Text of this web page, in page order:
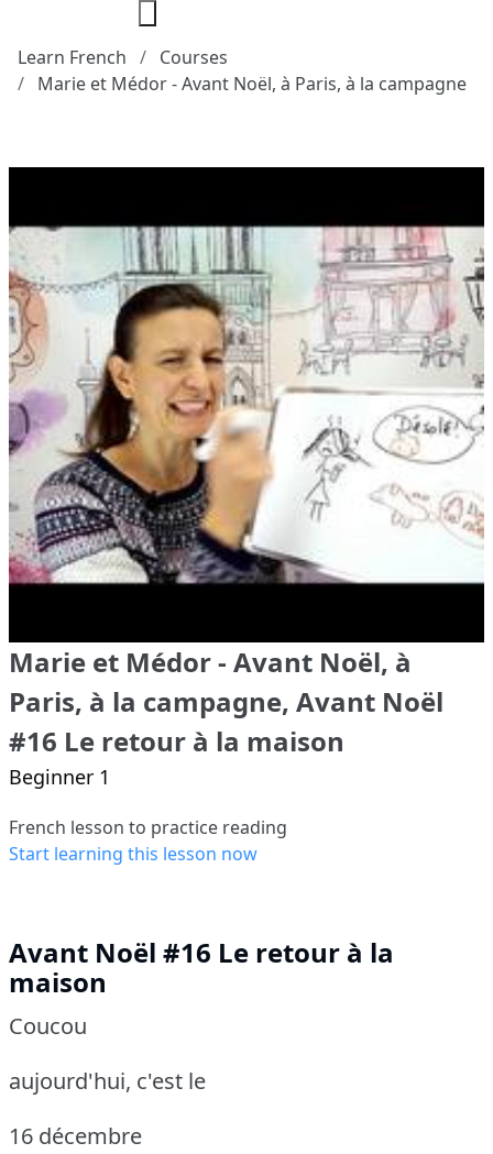
Learn French
Courses
Marie et Médor - Avant Noël, à Paris, à la campagne
Marie et Médor - Avant Noël, à
Paris, à la campagne, Avant Noël
#16 Le retour à la maison
Beginner 1
French lesson to practice reading
Start learning this lesson now
Avant Noël #16 Le retour à la
maison
Coucou
aujourd'hui, c'est le
16 décembre